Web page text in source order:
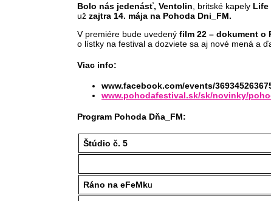
Bolo nás jedenásť, Ventolin , britské kapely Life
už zajtra 14. mája na Pohoda Dni_FM.
V premiére bude uvedený film 22 – dokument o
o lístky na festival a dozviete sa aj nové mená a
Viac info:
www.facebook.com/events/
www.pohodafestival.sk/sk/novinky/
Program Pohoda Dňa_FM:
Štúdio č. 5
Ráno na eFeMku